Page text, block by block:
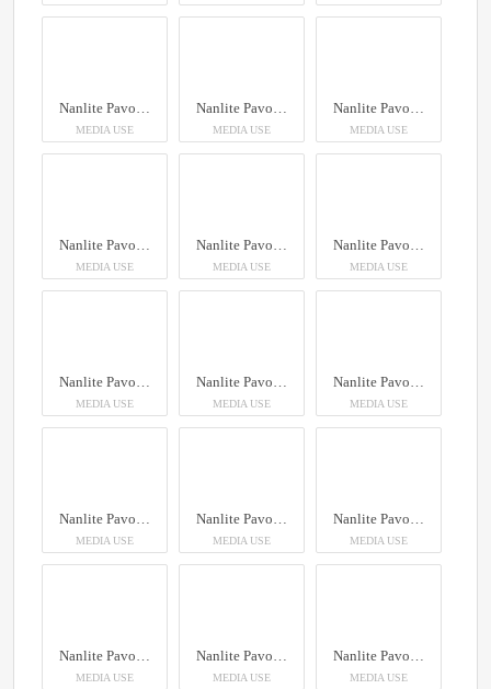
Nanlite PavoTube II 6XR LED RGBWW Pixel Tube Light
MEDIA USE
Nanlite PavoTube II 6XR LED RGBWW Pixel Tube Light
MEDIA USE
Nanlite PavoTube II 6XR LED RGBWW Pixel Tube Light
MEDIA USE
Nanlite PavoTube II 6XR LED RGBWW Pixel Tube Light
MEDIA USE
Nanlite PavoTube II 6XR LED RGBWW Pixel Tube Light
MEDIA USE
Nanlite PavoTube II 6XR LED RGBWW Pixel Tube Light
MEDIA USE
Nanlite PavoTube II 6XR LED RGBWW Pixel Tube Light
MEDIA USE
Nanlite PavoTube II 6XR LED RGBWW Pixel Tube Light
MEDIA USE
Nanlite PavoTube II 6XR LED RGBWW Pixel Tube Light
MEDIA USE
Nanlite PavoTube II 6XR LED RGBWW Pixel Tube Light
MEDIA USE
Nanlite PavoTube II 6XR LED RGBWW Pixel Tube Light
MEDIA USE
Nanlite PavoTube II 6XR LED RGBWW Pixel Tube Light
MEDIA USE
Nanlite PavoTube II 6XR LED RGBWW Pixel Tube Light
MEDIA USE
Nanlite PavoTube II 6XR LED RGBWW Pixel Tube Light
MEDIA USE
Nanlite PavoTube II 6XR LED RGBWW Pixel Tube Light
MEDIA USE